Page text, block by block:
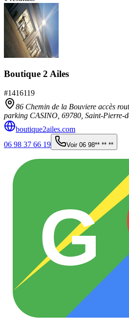
Boutique 2 Ailes
#1416119
86 Chemin de la Bouviere accès
parking CASINO, 69780 Saint-Pierre-
boutique2ailes.com
06 98 37 66 19
Voir 06 98** ** **
G